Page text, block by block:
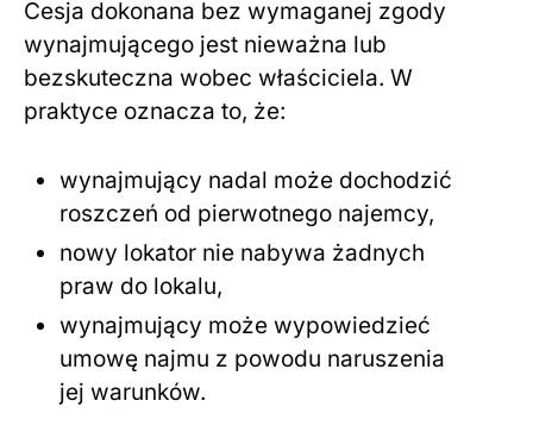
Cesja dokonana bez wymaganej zgody
wynajmującego jest nieważna lub
bezskuteczna wobec właściciela. W
praktyce oznacza to, że:
wynajmujący nadal może dochodzić
roszczeń od pierwotnego najemcy,
nowy lokator nie nabywa żadnych
praw do lokalu,
wynajmujący może wypowiedzieć
umowę najmu z powodu naruszenia
jej warunków.